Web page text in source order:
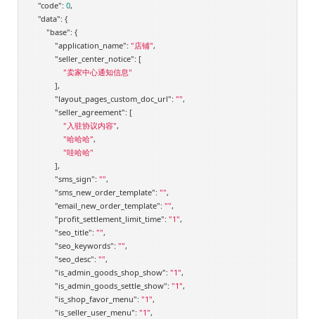
"code": 0,
"data": {
"base": {
"application_name": "店铺",
"seller_center_notice": [
"卖家中心通知信息"
            ],
"layout_pages_custom_doc_url": "",
"seller_agreement": [
"入驻协议内容",
"哈哈哈",
"哇哈哈"
            ],
"sms_sign": "",
"sms_new_order_template": "",
"email_new_order_template": "",
"profit_settlement_limit_time": "1",
"seo_title": "",
"seo_keywords": "",
"seo_desc": "",
"is_admin_goods_shop_show": "1",
"is_admin_goods_settle_show": "1",
"is_shop_favor_menu": "1",
"is_seller_user_menu": "1",